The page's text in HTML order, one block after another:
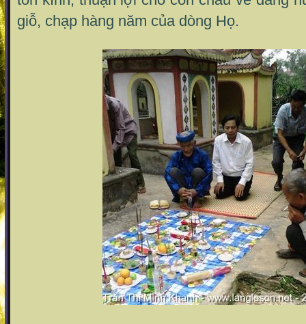
giỗ, chạp hàng năm của dòng Họ.